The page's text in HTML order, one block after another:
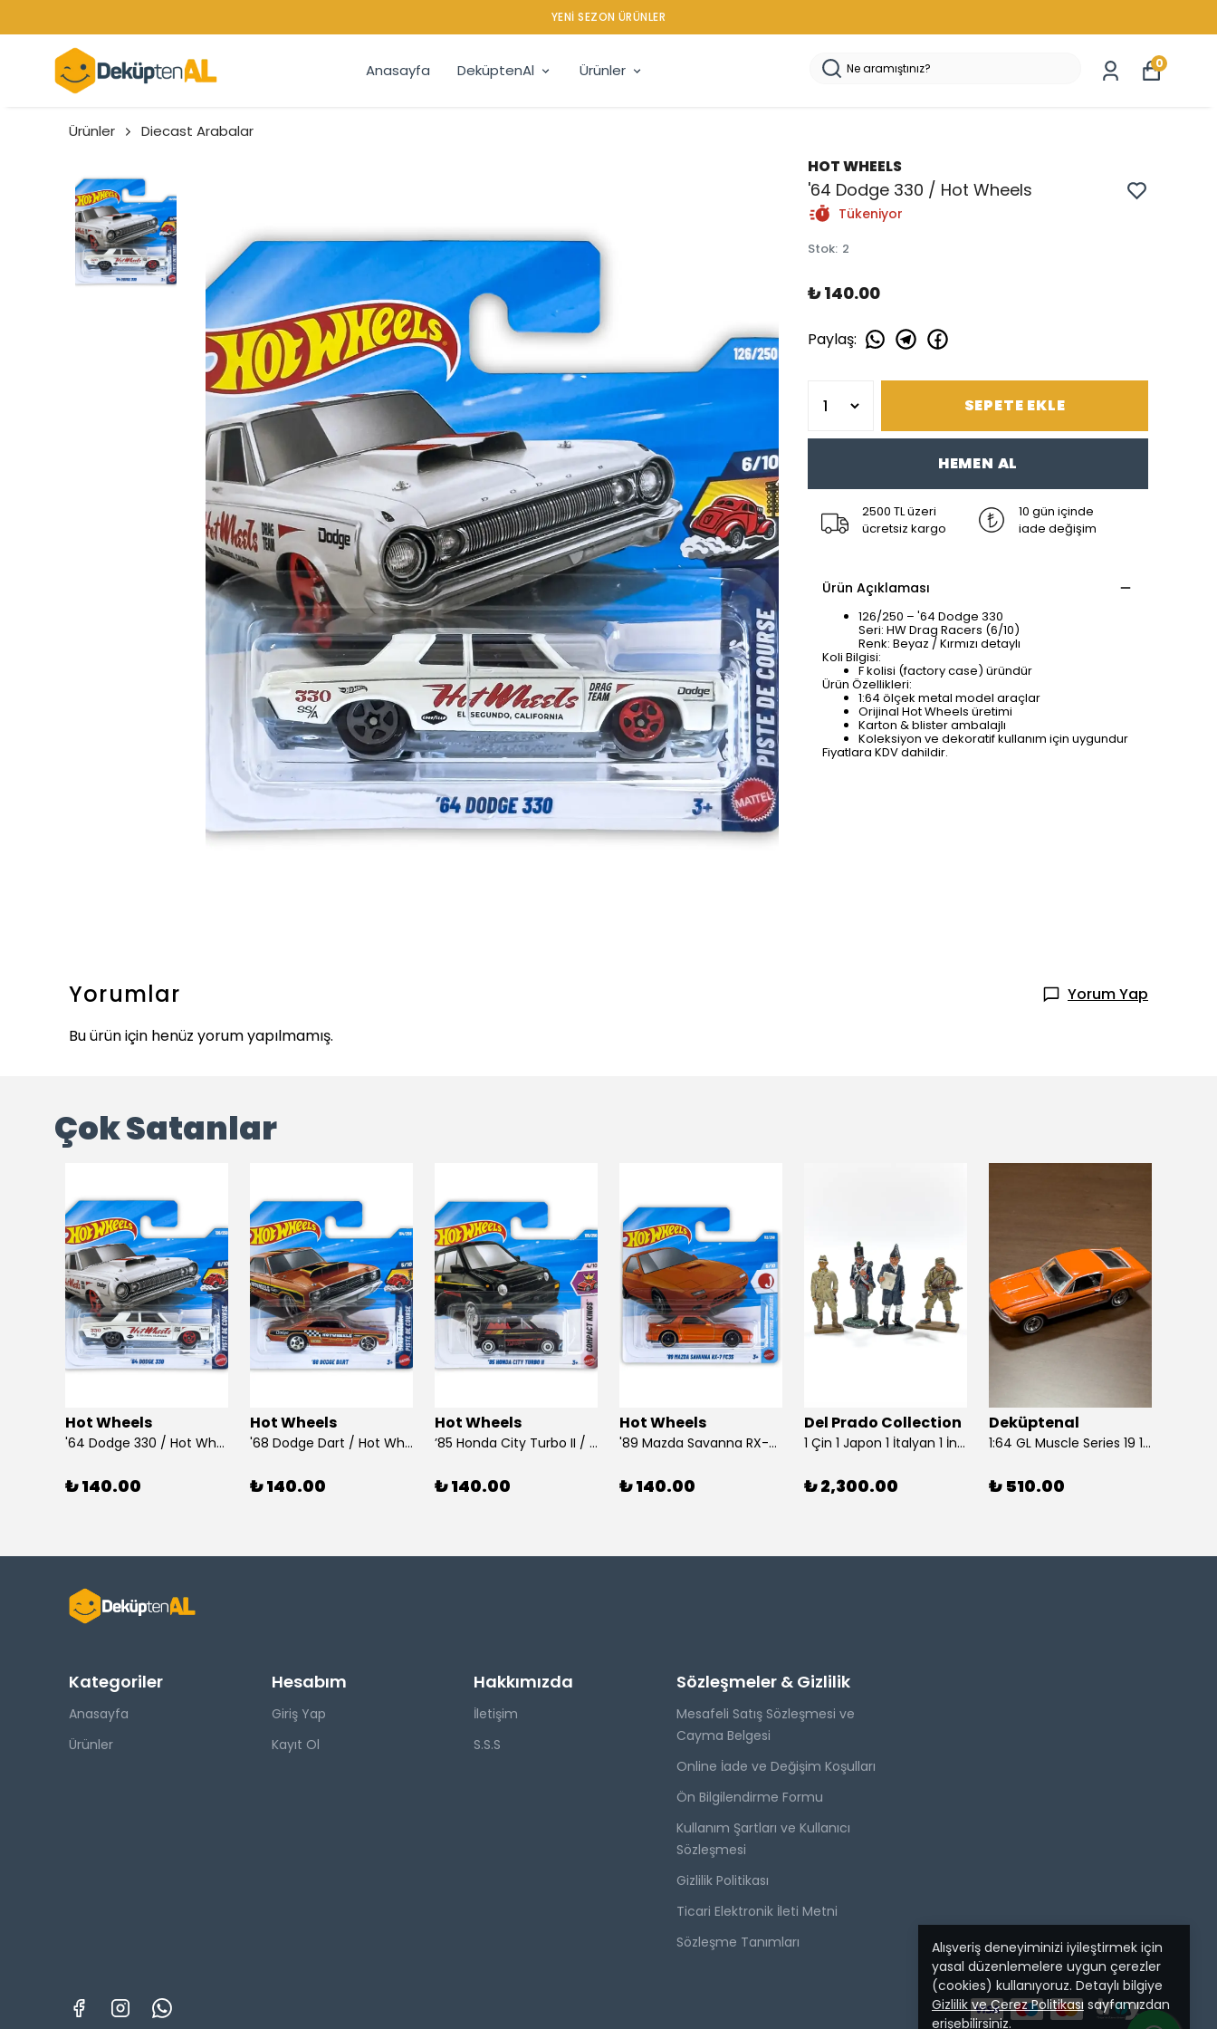
YENI SEZON ÜRÜNLER
Anasayfa DeküptenAl Ürünler 0
Alışveriş deneyiminizi iyileştirmek için
yasal düzenlemelere uygun çerezler
(cookies) kullanıyoruz. Detaylı bilgiye
Gizlilik ve Çerez Politikası sayfamızdan
erişebilirsiniz.
Ürünler Diecast Arabalar
HOT WHEELS
'64 Dodge 330 / Hot Wheels
Tükeniyor
Stok: 2
₺ 140.00
Paylaş:
SEPETE EKLE
HEMEN AL
2500 TL üzeri
ücretsiz kargo
10 gün içinde
iade değişim
Ürün Açıklaması
126/250 – '64 Dodge 330
Seri: HW Drag Racers (6/10)
Renk: Beyaz / Kırmızı detaylı
Koli Bilgisi:
F kolisi (factory case) üründür
Ürün Özellikleri:
1:64 ölçek metal model araçlar
Orijinal Hot Wheels üretimi
Karton & blister ambalajlı
Koleksiyon ve dekoratif kullanım için uygundur
Fiyatlara KDV dahildir.
Yorumlar
Yorum Yap
Bu ürün için henüz yorum yapılmamış.
Çok Satanlar
Hot Wheels
'64 Dodge 330 / Hot Wheels
₺ 140.00
Hot Wheels
'68 Dodge Dart / Hot Wheels
₺ 140.00
Hot Wheels
’85 Honda City Turbo II / Hot Wheels
₺ 140.00
Hot Wheels
'89 Mazda Savanna RX-7 FC3S / Hot Wheels
₺ 140.00
Del Prado Collection
1 Çin 1 Japon 1 İtalyan 1 İngiliz Askeri (Del Prado Collection)
₺ 2,300.00
Deküptenal
1:64 GL Muscle Series 19 1968 Ford Mustang GT Madagascar Orange Diecast Model Araba
₺ 510.00
Kategoriler
Anasayfa
Ürünler
Hesabım
Giriş Yap
Kayıt Ol
Hakkımızda
İletişim
S.S.S
Sözleşmeler & Gizlilik
Mesafeli Satış Sözleşmesi ve
Cayma Belgesi
Online İade ve Değişim Koşulları
Ön Bilgilendirme Formu
Kullanım Şartları ve Kullanıcı
Sözleşmesi
Gizlilik Politikası
Ticari Elektronik İleti Metni
Sözleşme Tanımları